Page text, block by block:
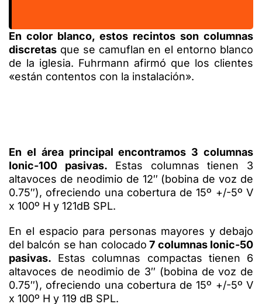
En color blanco, estos recintos son columnas
discretas que se camuflan en el entorno blanco
de la iglesia. Fuhrmann afirmó que los clientes
«están contentos con la instalación».
En el área principal encontramos 3 columnas
Ionic-100 pasivas. Estas columnas tienen 3
altavoces de neodimio de 12″ (bobina de voz de
0.75″), ofreciendo una cobertura de 15º +/-5º V
x 100º H y 121dB SPL.
En el espacio para personas mayores y debajo
del balcón se han colocado 7 columnas Ionic-50
pasivas. Estas columnas compactas tienen 6
altavoces de neodimio de 3″ (bobina de voz de
0.75″), ofreciendo una cobertura de 15º +/-5º V
x 100º H y 119 dB SPL.